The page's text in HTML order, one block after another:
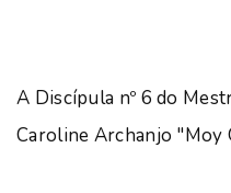
A Discípula nº 6 do
Caroline Archanjo "Moy